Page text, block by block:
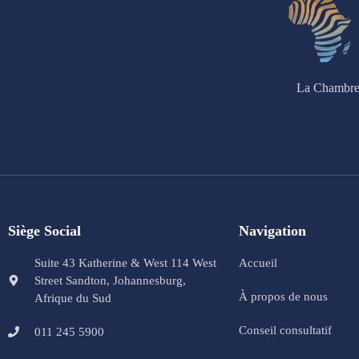
La
Siège Social
Suite 43 Katherine & West 114 West
Street Sandton, Johannesburg,
Afrique du Sud
011 245 5900
Navigation
Accueil
À propos de nous
Conseil consultatif